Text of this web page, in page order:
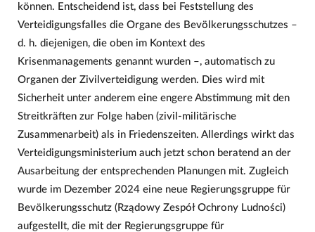
können. Entscheidend ist, dass bei Feststellung des
Verteidigungsfalles die Organe des Bevölkerungsschutzes –
d. h. diejenigen, die oben im Kontext des
Krisenmanagements genannt wurden –, automatisch zu
Organen der Zivilverteidigung werden. Dies wird mit
Sicherheit unter anderem eine engere Abstimmung mit den
Streitkräften zur Folge haben (zivil-militärische
Zusammenarbeit) als in Friedenszeiten. Allerdings wirkt das
Verteidigungsministerium auch jetzt schon beratend an der
Ausarbeitung der entsprechenden Planungen mit. Zugleich
wurde im Dezember 2024 eine neue Regierungsgruppe für
Bevölkerungsschutz (Rządowy Zespół Ochrony Ludności)
aufgestellt, die mit der Regierungsgruppe für